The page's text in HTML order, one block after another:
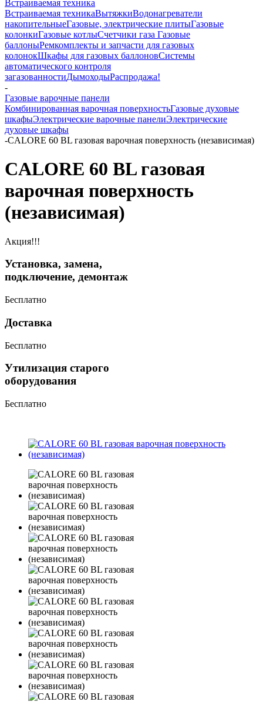
Встраиваемая техника
Встраиваемая техникаВытяжкиВодонагреватели
накопительныеГазовые, электрические плитыГазовые
колонкиГазовые котлыСчетчики газа Газовые
баллоныРемкомплекты и запчасти для газовых
колонокШкафы для газовых баллоновСистемы
автоматического контроля
загазованностиДымоходыРаспродажа!
-
Газовые варочные панели
Комбинированная варочная поверхностьГазовые духовые
шкафыЭлектрические варочные панелиЭлектрические
духовые шкафы
-CALORE 60 BL газовая варочная поверхность (независимая)
CALORE 60 BL газовая
варочная поверхность
(независимая)
Акция!!!
Установка, замена,
подключение, демонтаж
Бесплатно
Доставка
Бесплатно
Утилизация старого
оборудования
Бесплатно